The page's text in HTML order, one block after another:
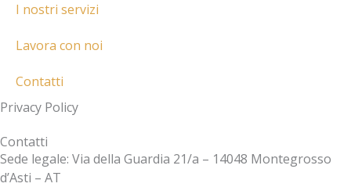
I nostri servizi
Lavora con noi
Contatti
Privacy Policy
Contatti
Sede legale: Via della Guardia 21/a – 14048 Montegrosso
d’Asti – AT